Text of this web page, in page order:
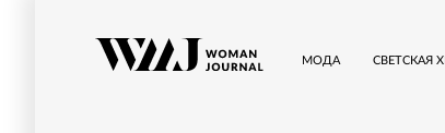
МОДА СВЕТСКАЯ